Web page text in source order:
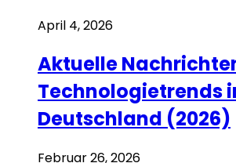
April 4, 2026
Aktuelle
Technologietrends
Deutschland (2026)
Februar 26, 2026